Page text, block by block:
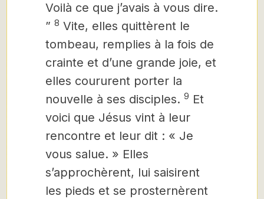
Voilà ce que j’avais à vous dire.
” 8 Vite, elles quittèrent le
tombeau, remplies à la fois de
crainte et d’une grande joie, et
elles coururent porter la
nouvelle à ses disciples. 9 Et
voici que Jésus vint à leur
rencontre et leur dit : « Je
vous salue. » Elles
s’approchèrent, lui saisirent
les pieds et se prosternèrent